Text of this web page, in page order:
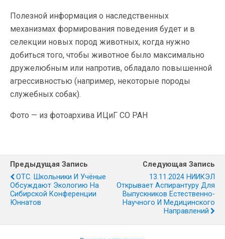
Полезной информация о наследственных
механизмах формирования поведения будет и в
селекции новых пород животных, когда нужно
добиться того, чтобы животное было максимально
дружелюбным или напротив, обладало повышенной
агрессивностью (например, некоторые породы
служебных собак).
Фото — из фотоархива ИЦиГ СО РАН
Предыдущая Запись
ОТС. Школьники И Учёные
Обсуждают Экологию На
Сибирской Конференции
Юннатов
Следующая Запись
13.11.2024 ​НИИКЭЛ
Открывает Аспирантуру Для
Выпускников Естественно-
Научного И Медицинского
Направлений